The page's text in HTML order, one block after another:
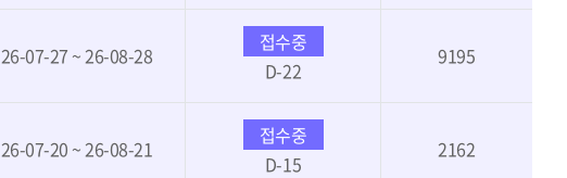
26-07-27 ~ 26-08-28
접수중
D-22
9195
26-07-20 ~ 26-08-21
접수중
D-15
2162